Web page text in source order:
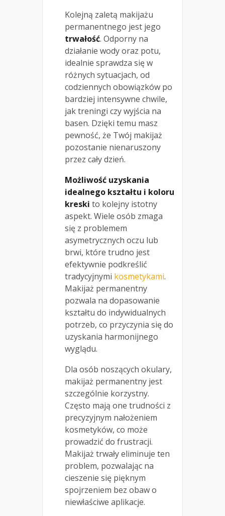
Kolejną zaletą makijażu
permanentnego jest jego
trwałość. Odporny na
działanie wody oraz potu,
idealnie sprawdza się w
różnych sytuacjach, od
codziennych obowiązków po
bardziej intensywne chwile,
jak treningi czy wyjścia na
basen. Dzięki temu masz
pewność, że Twój makijaż
pozostanie nienaruszony
przez cały dzień.
Możliwość uzyskania
idealnego kształtu i koloru
kreski to kolejny istotny
aspekt. Wiele osób zmaga
się z problemem
asymetrycznych oczu lub
brwi, które trudno jest
efektywnie podkreślić
tradycyjnymi kosmetykami.
Makijaż permanentny
pozwala na dopasowanie
kształtu do indywidualnych
potrzeb, co przyczynia się do
uzyskania harmonijnego
wyglądu.
Dla osób noszących okulary,
makijaż permanentny jest
szczególnie korzystny.
Często mają one trudności z
precyzyjnym nałożeniem
kosmetyków, co może
prowadzić do frustracji.
Makijaż trwały eliminuje ten
problem, pozwalając na
cieszenie się pięknym
spojrzeniem bez obaw o
niewłaściwe aplikacje.